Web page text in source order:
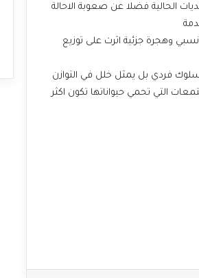
الحالية فضلا عن صعوبة الاحالة
نسبي وهجرة جزئية اثرت على توزيع
فردي بل يمثل خلل في التوازن
التي تحمي حيواناتها تكون اكثر